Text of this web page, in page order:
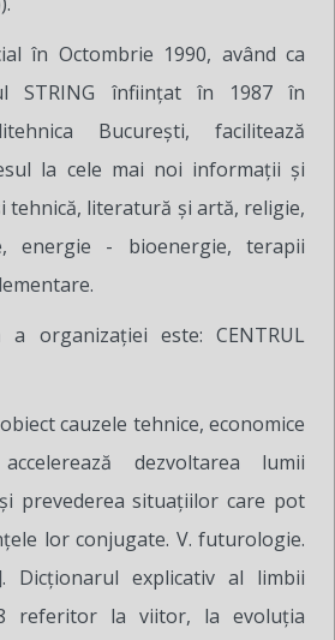
în Octombrie 1990, având ca
STRING înfiinţat în 1987 în
București, facilitează
la cele mai noi informaţii şi
tehnică, literatură şi artă, religie,
energie - bioenergie, terapii
a organizației este: CENTRUL
cauzele tehnice, economice
dezvoltarea lumii
prevederea situaţiilor care pot
lor conjugate. V. futurologie.
Dicţionarul explicativ al limbii
referitor la viitor, la evoluţia